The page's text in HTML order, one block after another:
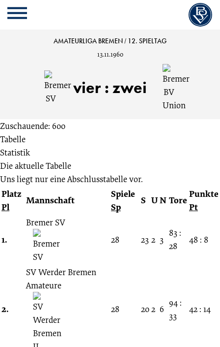
Cookie
Einstellungen
Zum
Inhalt
Cookie
Einstellungen
Kopfbereich
MENU
Bremer
Bremer
BV
Union
4:2
Spieltag
13.11.1960
-
1960/1961
AMATEURLIGA BREMEN / 12. SPIELTAG
13.11.1960
vier : zwei
Zuschauende: 600
Tabelle
Statistik
Die aktuelle Tabelle
Uns liegt nur eine Abschlusstabelle vor.
Platz
Pl
Mannschaft
Spiele
Sp
S UN Tore
Punkte
Pt
1.
Bremer SV
28
23 2 3
83 :
28
48 : 8
2.
SV Werder Bremen
Amateure
28 202 6
94 :
33
42 : 14